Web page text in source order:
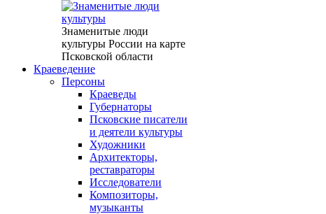
Знаменитые люди
культуры России на карте
Псковской области
Краеведение
Персоны
Краеведы
Губернаторы
Псковские писатели
и деятели культуры
Художники
Архитекторы,
реставраторы
Исследователи
Композиторы,
музыканты